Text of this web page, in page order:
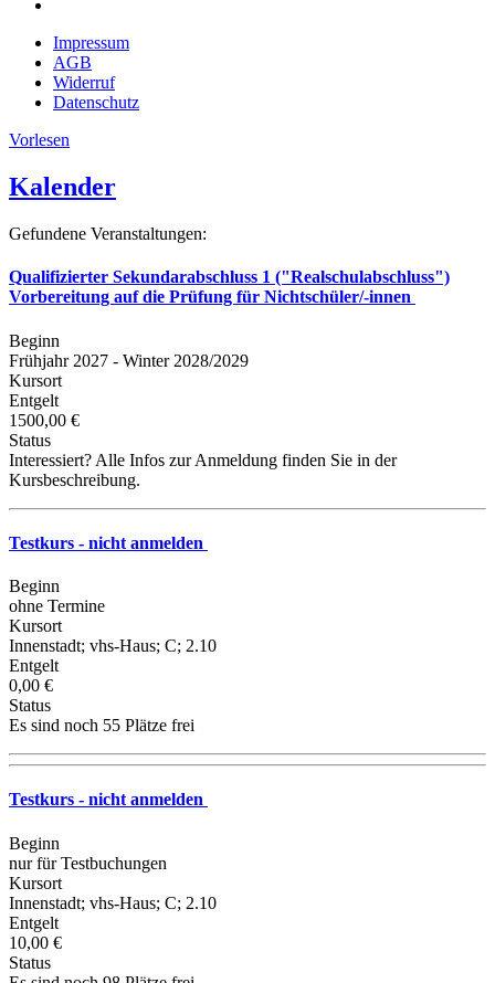
Impressum
AGB
Widerruf
Datenschutz
Vorlesen
Kalender
Gefundene Veranstaltungen:
Qualifizierter Sekundarabschluss 1 ("Realschulabschluss")
Vorbereitung auf die Prüfung für Nichtschüler/-innen
Beginn
Frühjahr 2027 - Winter 2028/2029
Kursort
Entgelt
1500,00 €
Status
Interessiert? Alle Infos zur Anmeldung finden Sie in der
Kursbeschreibung.
Testkurs - nicht anmelden
Beginn
ohne Termine
Kursort
Innenstadt; vhs-Haus; C; 2.10
Entgelt
0,00 €
Status
Es sind noch 55 Plätze frei
Testkurs - nicht anmelden
Beginn
nur für Testbuchungen
Kursort
Innenstadt; vhs-Haus; C; 2.10
Entgelt
10,00 €
Status